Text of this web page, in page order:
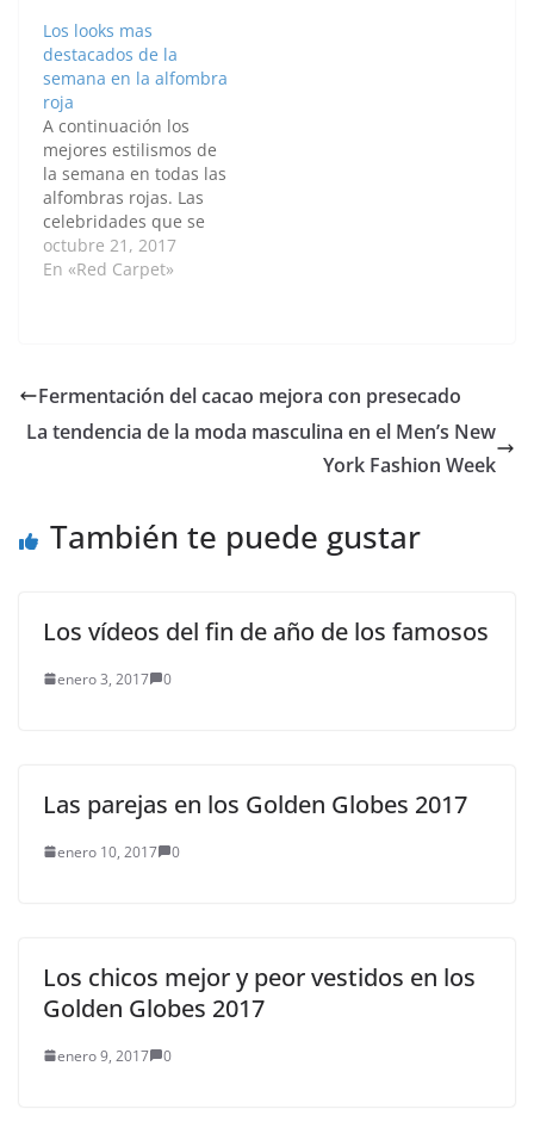
Embed from Getty
Images Modelos
posando para The
Descendant Of Thieves
una presentación de
Dune Studios Embed
from Getty Images
Modelos posando para
the Krammer &…
Los looks mas
destacados de la
semana en la alfombra
roja
A continuación los
mejores estilismos de
la semana en todas las
alfombras rojas. Las
celebridades que se
destacaron con looks
fantásticos. Emma
'Killing of a Sacred
BFI London Film
octubre 21, 2017
En «Red Carpet»
Fermentación del cacao mejora con presecado
La tendencia de la moda masculina en el Men’s New
York Fashion Week
También te puede gustar
Los vídeos del fin de año de los famosos
enero 3, 2017 0
Las parejas en los Golden Globes 2017
enero 10, 2017 0
Los chicos mejor y peor vestidos en los
Golden Globes 2017
enero 9, 2017 0